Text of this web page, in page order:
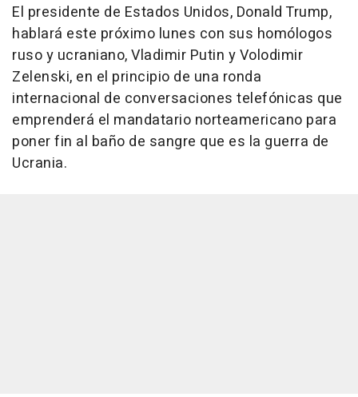
El presidente de Estados Unidos, Donald Trump,
hablará este próximo lunes con sus homólogos
ruso y ucraniano, Vladimir Putin y Volodimir
Zelenski, en el principio de una ronda
internacional de conversaciones telefónicas que
emprenderá el mandatario norteamericano para
poner fin al baño de sangre que es la guerra de
Ucrania.